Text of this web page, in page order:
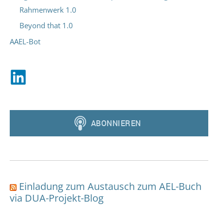
Rahmenwerk 1.0
Beyond that 1.0
AAEL-Bot
Einladung zum Austausch zum AEL-Buch
via DUA-Projekt-Blog